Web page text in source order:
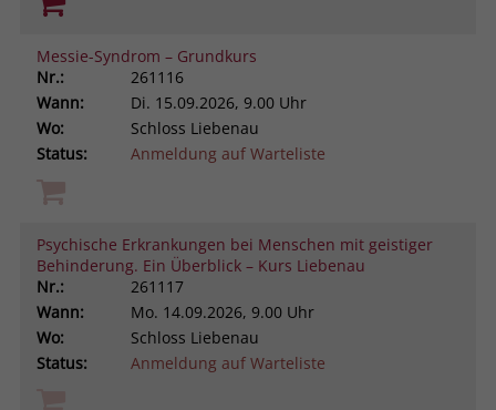
Messie-Syndrom – Grundkurs
Nr.:
261116
Wann:
Di. 15.09.2026, 9.00 Uhr
Wo:
Schloss Liebenau
Status:
Anmeldung auf Warteliste
Psychische Erkrankungen bei Menschen mit geistiger
Behinderung. Ein Überblick – Kurs Liebenau
Nr.:
261117
Wann:
Mo. 14.09.2026, 9.00 Uhr
Wo:
Schloss Liebenau
Status:
Anmeldung auf Warteliste